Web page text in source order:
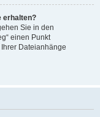
erhalten?
Sie in den
einen Punkt
Dateianhänge